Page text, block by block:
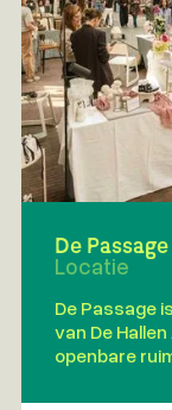
De Passage
Locatie
De Passage
van De
openbare